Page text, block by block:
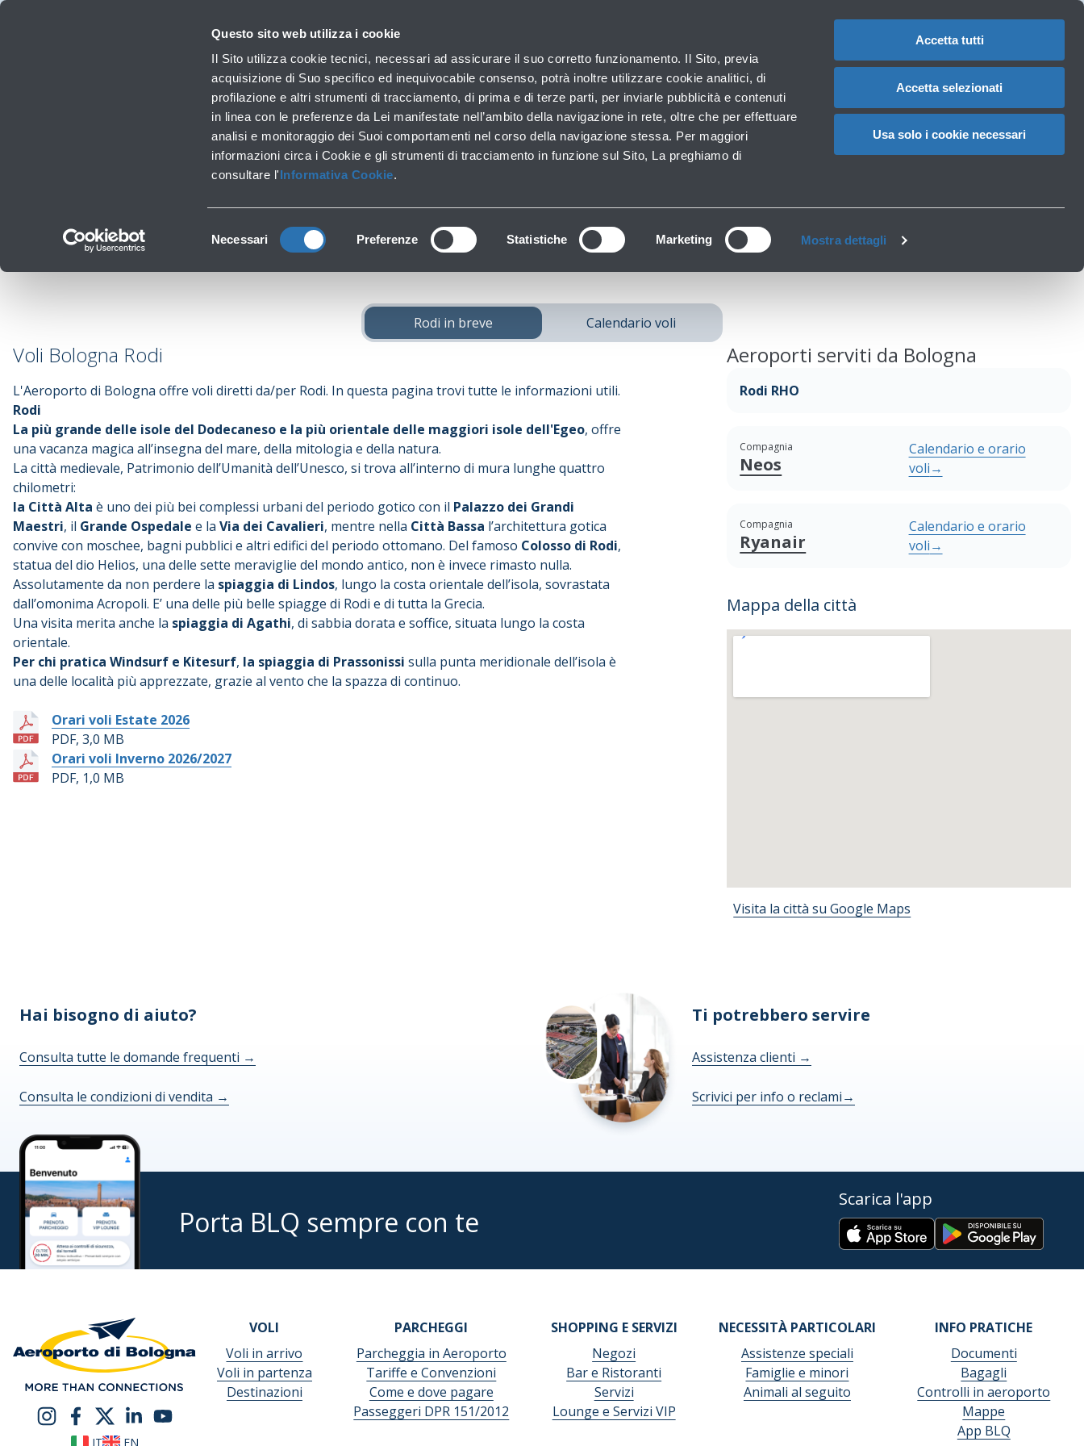
Questo sito web utilizza i cookie
Il Sito utilizza cookie tecnici, necessari ad assicurare il suo corretto funzionamento. Il Sito, previa
acquisizione di Suo specifico ed inequivocabile consenso, potrà inoltre utilizzare cookie analitici, di
profilazione e altri strumenti di tracciamento, di prima e di terze parti, per inviarle pubblicità e contenuti
in linea con le preferenze da Lei manifestate nell’ambito della navigazione in rete, oltre che per effettuare
analisi e monitoraggio dei Suoi comportamenti nel corso della navigazione stessa. Per maggiori
informazioni circa i Cookie e gli strumenti di tracciamento in funzione sul Sito, La preghiamo di
consultare l'Informativa Cookie.
del
Necessari Preferenze Statistiche Marketing Mostra dettagli
Accetta tutti
Accetta selezionati
Usa solo i cookie necessari
CAMBIA
Voli
Orari, destinazioni e info
Parcheggi
Soste brevi e lunghe
Da e per l'aeroporto
Trasporti pubblici e auto
In aeroporto
Lounge, shopping e servizi
Necessità particolari
Accessibilità, Famiglie, Animali Carrello
RaggiungiRodida Bologna
Rodi in breve Calendario voli
Aeroporti serviti da Bologna
Rodi RHO
Compagnia
Neos
Calendario e orario
voli→
Compagnia
Ryanair
Calendario e orario
voli→
Mappa della città
Visita la città su Google Maps
Voli Bologna Rodi
L'Aeroporto di Bologna offre voli diretti da/per Rodi. In questa pagina trovi tutte le informazioni utili.
Rodi
La più grande delle isole del Dodecaneso e la più orientale delle maggiori isole dell'Egeo, offre
una vacanza magica all’insegna del mare, della mitologia e della natura.
La città medievale, Patrimonio dell’Umanità dell’Unesco, si trova all’interno di mura lunghe quattro
chilometri:
la Città Alta è uno dei più bei complessi urbani del periodo gotico con il Palazzo dei Grandi
Maestri, il Grande Ospedale e la Via dei Cavalieri, mentre nella Città Bassa l’architettura gotica
convive con moschee, bagni pubblici e altri edifici del periodo ottomano. Del famoso Colosso di Rodi,
statua del dio Helios, una delle sette meraviglie del mondo antico, non è invece rimasto nulla.
Assolutamente da non perdere la spiaggia di Lindos, lungo la costa orientale dell’isola, sovrastata
dall’omonima Acropoli. E’ una delle più belle spiagge di Rodi e di tutta la Grecia.
Una visita merita anche la spiaggia di Agathi, di sabbia dorata e soffice, situata lungo la costa
orientale.
Per chi pratica Windsurf e Kitesurf, la spiaggia di Prassonissi sulla punta meridionale dell’isola è
una delle località più apprezzate, grazie al vento che la spazza di continuo.
Orari voli Estate 2026
PDF, 3,0 MB
Orari voli Inverno 2026/2027
PDF, 1,0 MB
Hai bisogno di aiuto?
Consulta tutte le domande frequenti →
Consulta le condizioni di vendita →
Ti potrebbero servire
Assistenza clienti →
Scrivici per info o reclami→
Porta BLQ sempre con te
Scarica l'app
IT EN
VOLI
Voli in arrivo
Voli in partenza
Destinazioni
PARCHEGGI
Parcheggia in Aeroporto
Tariffe e Convenzioni
Come e dove pagare
Passeggeri DPR 151/2012
SHOPPING E SERVIZI
Negozi
Bar e Ristoranti
Servizi
Lounge e Servizi VIP
NECESSITÀ PARTICOLARI
Assistenze speciali
Famiglie e minori
Animali al seguito
INFO PRATICHE
Documenti
Bagagli
Controlli in aeroporto
Mappe
App BLQ